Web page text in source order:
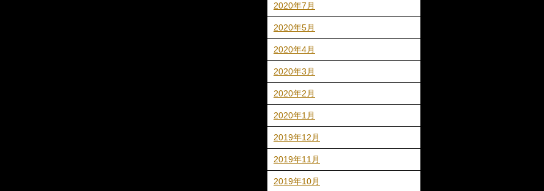
2020年7月
2020年5月
2020年4月
2020年3月
2020年2月
2020年1月
2019年12月
2019年11月
2019年10月